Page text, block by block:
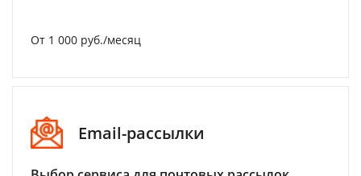
От 1 000 руб./месяц
Email-рассылки